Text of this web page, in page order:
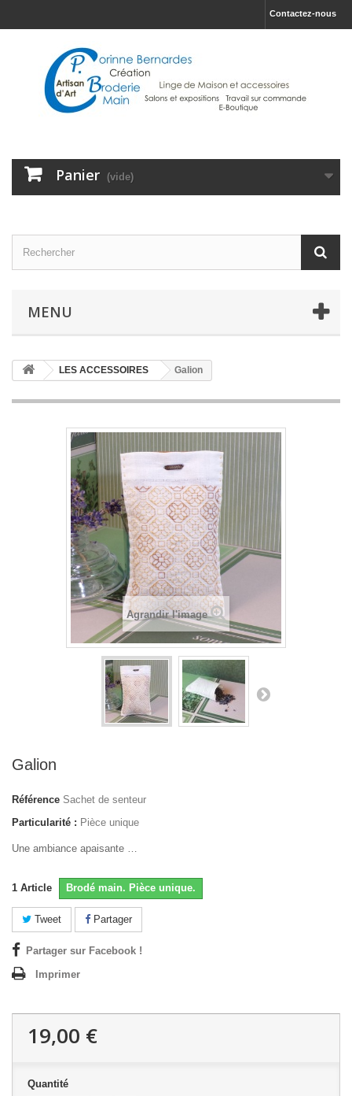
Contactez-nous
Panier (vide)
MENU
LES ACCESSOIRES Galion
Agrandir l'image
Galion
Référence Sachet de senteur
Particularité : Pièce unique
Une ambiance apaisante …
1 Article Brodé main. Pièce unique.
Tweet Partager
Partager sur Facebook !
Imprimer
19,00 €
Quantité